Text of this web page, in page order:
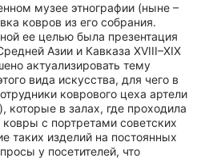
музее этнографии (ныне –
ковров из его собрания.
ее целью была презентация
Азии и Кавказа XVIII–XIX
актуализировать тему
вида искусства, для чего в
коврового цеха артели
которые в залах, где проходила
с портретами советских
таких изделий на постоянных
у посетителей, что